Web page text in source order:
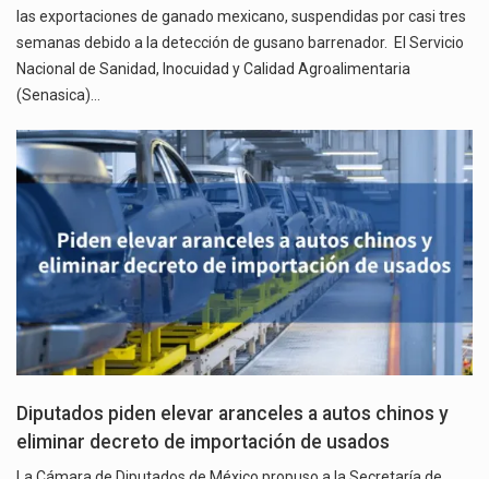
las exportaciones de ganado mexicano, suspendidas por casi tres
semanas debido a la detección de gusano barrenador. El Servicio
Nacional de Sanidad, Inocuidad y Calidad Agroalimentaria
(Senasica)…
Diputados piden elevar aranceles a autos chinos y
eliminar decreto de importación de usados